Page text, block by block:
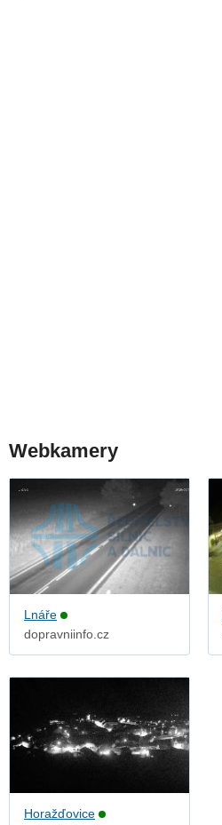
Webkamery
Lnáře
dopravniinfo.cz
Horažďovice